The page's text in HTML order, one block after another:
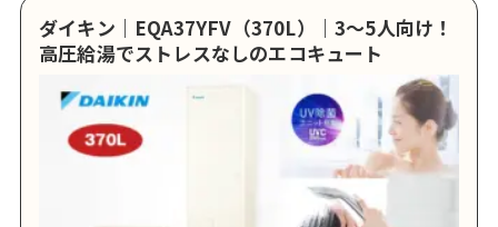
ダイキン｜EQA37YFV（370L）｜3～5人向け！
高圧給湯でストレスなしのエコキュート